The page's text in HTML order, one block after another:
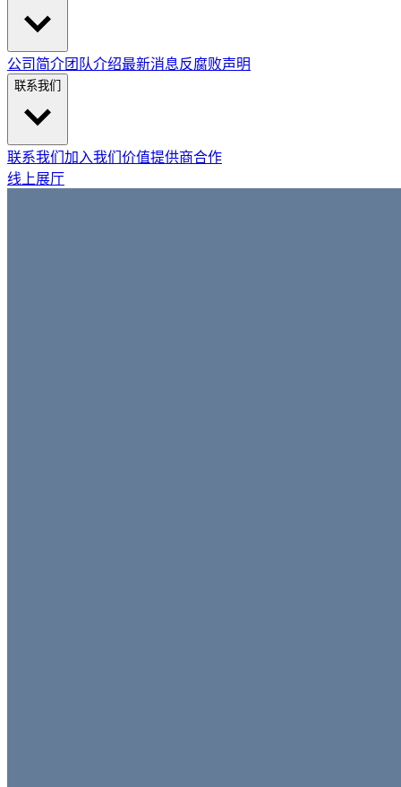
公司简介团队介绍最新消息反腐败声明
联系我们
联系我们 加入我们 价值提供商合作
线上展厅